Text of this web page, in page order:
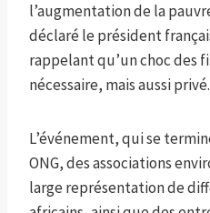
l’augmentation de la
déclaré le président
rappelant qu’un choc des
nécessaire, mais aussi privé.
L’événement, qui se
ONG, des associations
large représentation de